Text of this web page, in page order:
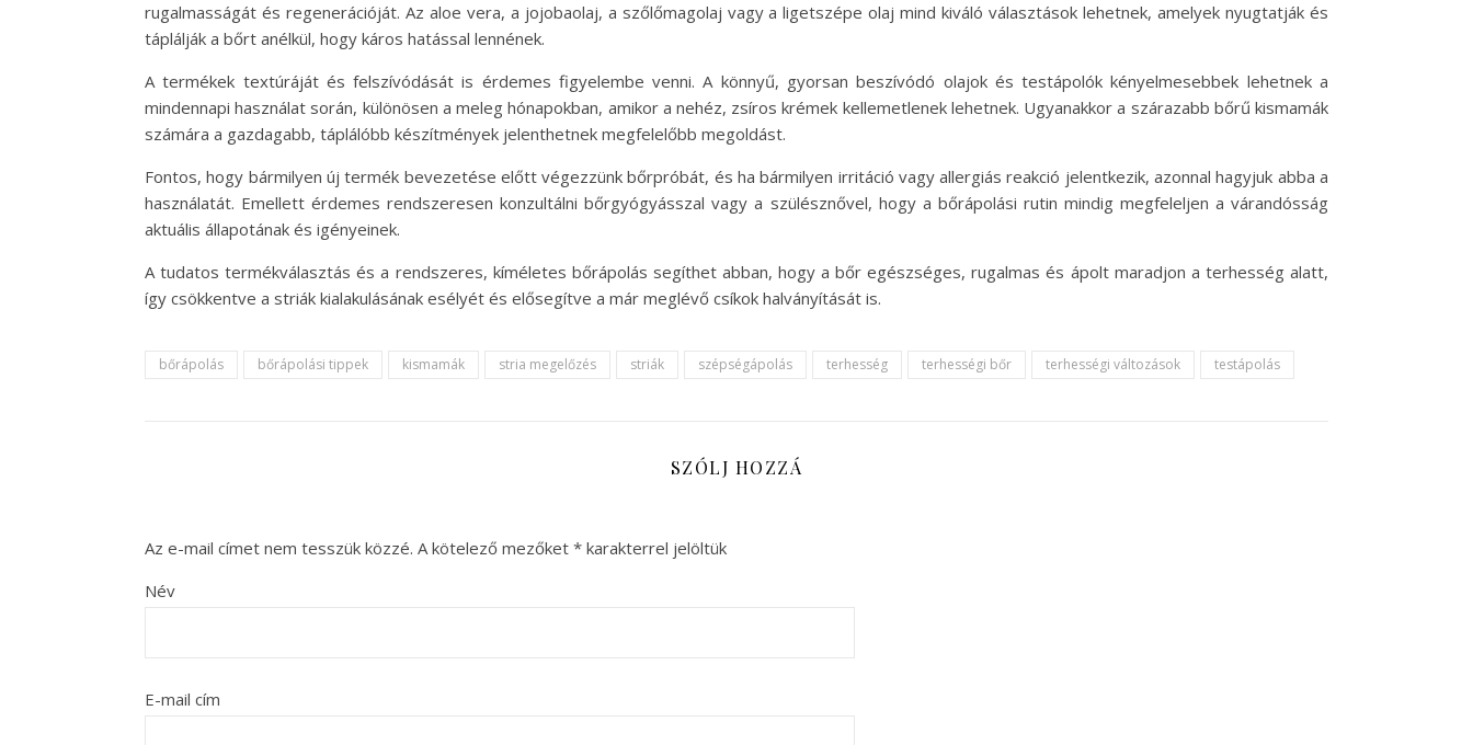
rugalmasságát és regenerációját. Az aloe vera, a jojobaolaj, a szőlőmagolaj vagy a ligetszépe olaj mind kiváló választások lehetnek, amelyek nyugtatják és
táplálják a bőrt anélkül, hogy káros hatással lennének.
A termékek textúráját és felszívódását is érdemes figyelembe venni. A könnyű, gyorsan beszívódó olajok és testápolók kényelmesebbek lehetnek a
mindennapi használat során, különösen a meleg hónapokban, amikor a nehéz, zsíros krémek kellemetlenek lehetnek. Ugyanakkor a szárazabb bőrű kismamák
számára a gazdagabb, táplálóbb készítmények jelenthetnek megfelelőbb megoldást.
Fontos, hogy bármilyen új termék bevezetése előtt végezzünk bőrpróbát, és ha bármilyen irritáció vagy allergiás reakció jelentkezik, azonnal hagyjuk abba a
használatát. Emellett érdemes rendszeresen konzultálni bőrgyógyásszal vagy a szülésznővel, hogy a bőrápolási rutin mindig megfeleljen a várandósság
aktuális állapotának és igényeinek.
A tudatos termékválasztás és a rendszeres, kíméletes bőrápolás segíthet abban, hogy a bőr egészséges, rugalmas és ápolt maradjon a terhesség alatt,
így csökkentve a striák kialakulásának esélyét és elősegítve a már meglévő csíkok halványítását is.
bőrápolás bőrápolási tippek kismamák stria megelőzés striák szépségápolás terhesség terhességi bőr terhességi változások testápolás
SZÓLJ HOZZÁ
Az e-mail címet nem tesszük közzé. A kötelező mezőket * karakterrel jelöltük
Név
E-mail cím